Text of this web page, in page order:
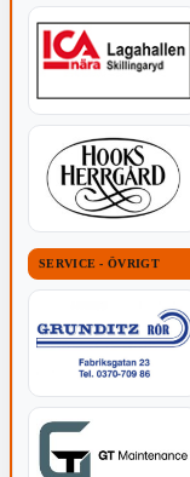
SERVICE - ÖVRIGT